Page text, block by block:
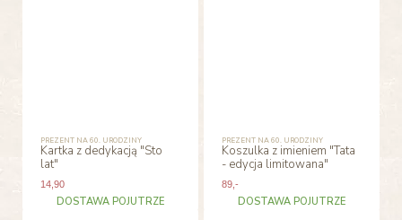
PREZENT NA 60. URODZINY
Kartka z dedykacją "Sto
lat"
14,90
DOSTAWA POJUTRZE
PREZENT NA 60. URODZINY
Koszulka z imieniem "Tata
- edycja limitowana"
89 ,-
DOSTAWA POJUTRZE